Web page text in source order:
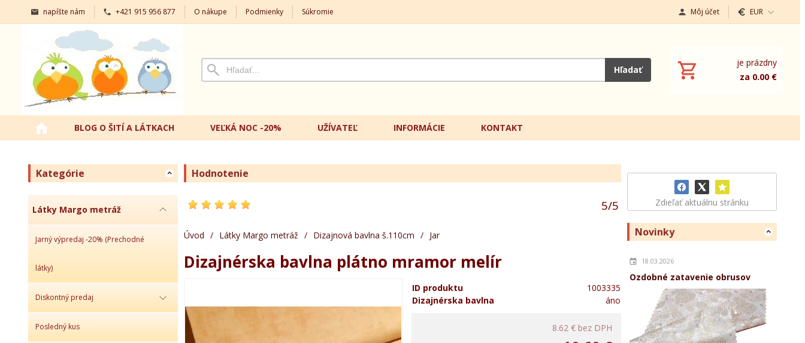
napíšte nám +421 915 956 877 O nákupe Podmienky Súkromie Môj účet EUR
Hľadať
je prázdny
za 0.00 €
BLOG O ŠITÍ A LÁTKACH VEĽKÁ NOC -20% UŽÍVATEĽ INFORMÁCIE KONTAKT
Kategórie
Látky Margo metráž
Jarný výpredaj -20% (Prechodné
látky)
Diskontný predaj
Posledný kus
Zdieľať aktuálnu stránku
Novinky
18.03.2026
Ozdobné zatavenie obrusov
Hodnotenie
5/5
Úvod / Látky Margo metráž / Dizajnová bavlna š.110cm / Jar
Dizajnérska bavlna plátno mramor melír
ID produktu
1003335
Dizajnérska bavlna
áno
8.62 € bez DPH